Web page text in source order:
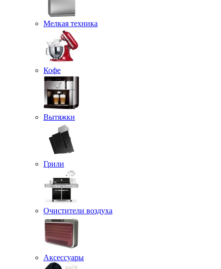
Мелкая техника
Кофе
Вытяжки
Грили
Очистители воздуха
Аксессуары